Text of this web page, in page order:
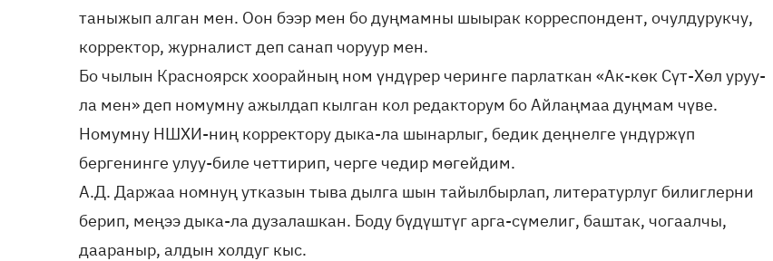
таныжып алган мен. Оон бээр мен бо дуңмамны шыырак корреспондент, очулдурукчу,
корректор, журналист деп санап чоруур мен.
Бо чылын Красноярск хоорайның ном үндүрер черинге парлаткан «Ак-көк Сүт-Хөл уруу-
ла мен» деп номумну ажылдап кылган кол редакторум бо Айлаңмаа дуңмам чүве.
Номумну НШХИ-ниң корректору дыка-ла шынарлыг, бедик деңнелге үндүржүп
бергенинге улуу-биле четтирип, черге чедир мөгейдим.
А.Д. Даржаа номнуң утказын тыва дылга шын тайылбырлап, литературлуг билиглерни
берип, меңээ дыка-ла дузалашкан. Боду бүдүштүг арга-сүмелиг, баштак, чогаалчы,
даараныр, алдын холдуг кыс.